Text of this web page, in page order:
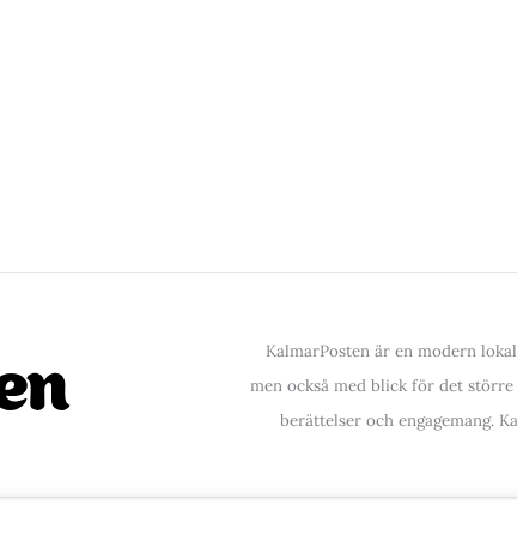
KalmarPosten är en modern
men också med blick för det
berättelser och engagemang.